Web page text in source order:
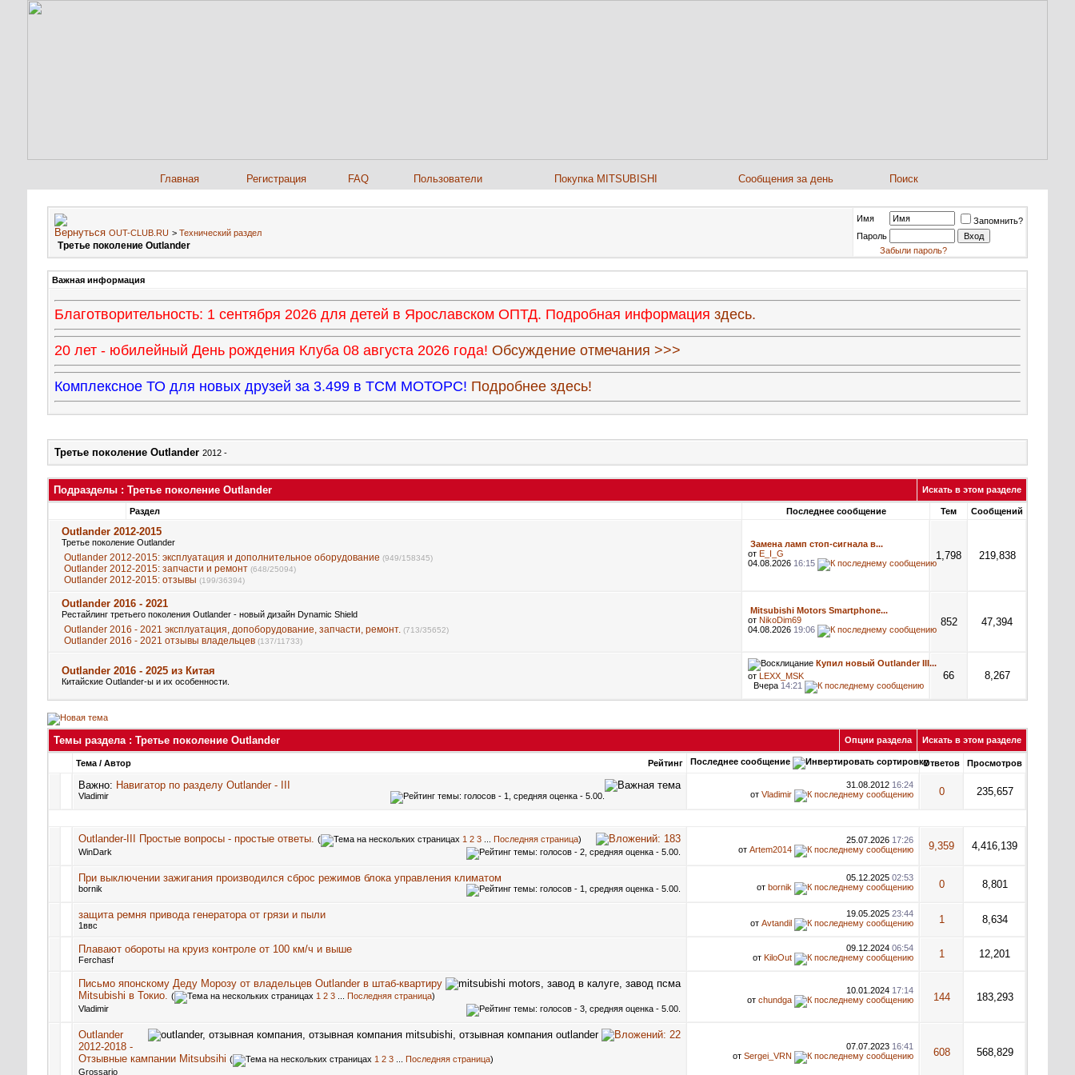
Главная Регистрация FAQ Пользователи Покупка MITSUBISHI Сообщения за день Поиск
OUT-CLUB.RU > Технический раздел
Третье поколение Outlander
Имя
Запомнить?
Пароль
Забыли пароль?
Важная информация
Благотворительность: 1 сентября 2026 для детей в Ярославском ОПТД. Подробная информация здесь.
20 лет - юбилейный День рождения Клуба 08 августа 2026 года! Обсуждение отмечания >>>
Комплексное ТО для новых друзей за 3.499 в ТСМ МОТОРС! Подробнее здесь!
Третье поколение Outlander 2012 -
Подразделы : Третье поколение Outlander Искать в этом разделе
Раздел Последнее сообщение Тем Сообщений
Outlander 2012-2015
Третье поколение Outlander
Outlander 2012-2015: эксплуатация и дополнительное оборудование (949/158345)
Outlander 2012-2015: запчасти и ремонт (648/25094)
Outlander 2012-2015: отзывы (199/36394)
Замена ламп стоп-сигнала в...
от E_I_G
04.08.2026 16:15
1,798 219,838
Outlander 2016 - 2021
Рестайлинг третьего поколения Outlander - новый дизайн Dynamic Shield
Outlander 2016 - 2021 эксплуатация, допоборудование, запчасти, ремонт. (713/35652)
Outlander 2016 - 2021 отзывы владельцев (137/11733)
Mitsubishi Motors Smartphone...
от NikoDim69
04.08.2026 19:06
852 47,394
Outlander 2016 - 2025 из Китая
Китайские Outlander-ы и их особенности.
Купил новый Outlander III...
от LEXX_MSK
Вчера 14:21
66 8,267
Темы раздела: Третье поколение Outlander Опции раздела Искать в этом разделе
Рейтинг
Тема / Автор Последнее сообщение Ответов Просмотров
Важно: Навигатор по разделу Outlander - III
Vladimir
31.08.2012 16:24
от Vladimir 0 235,657
Outlander-III Простые вопросы - простые ответы. ( 1 2 3 Последняя страница)
WinDark
25.07.2026 17:26
от Artem2014 9,359 4,416,139
При выключении зажигания производился сброс режимов блока управления климатом
bornik
05.12.2025 02:53
от bornik 0 8,801
защита ремня привода генератора от грязи и пыли
1ввс
19.05.2025 23:44
от Avtandil 1 8,634
Плавают обороты на круиз контроле от 100 км/ч и выше
Ferchasf
09.12.2024 06:54
от KiloOut 1 12,201
Письмо японскому Деду Морозу от владельцев Outlander в штаб-квартиру
Mitsubishi в Токио. ( 1 2 3 Последняя страница)
Vladimir
10.01.2024 17:14
от chundga 144 183,293
Outlander
2012-2018 -
Отзывные кампании Mitsubsihi ( 1 2 3 Последняя страница)
Grossario
07.07.2023 16:41
от Sergei_VRN 608 568,829